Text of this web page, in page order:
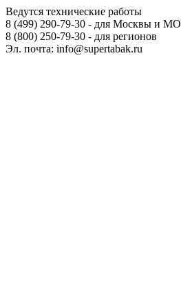
Ведутся технические работы
8 (499) 290-79-30 - для Москвы и МО
8 (800) 250-79-30 - для регионов
Эл. почта: info@supertabak.ru